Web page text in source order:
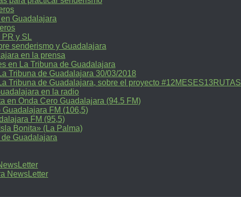
Guadalajara
PR y SL
senderismo y Guadalajara
en la prensa
en La Tribuna de Guadalajara
Tribuna de Guadalajara 30/03/2018
Tribuna de Guadalajara, sobre el proyecto #12MESES13RUTAS
en la radio
en Onda Cero Guadalajara (94.5 FM)
Guadalajara FM (106,5)
FM (95,5)
Bonita» (La Palma)
Guadalajara
NewsLetter